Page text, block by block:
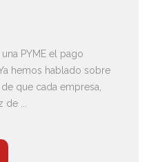
PYME el pago
hemos hablado sobre
que cada empresa,
...